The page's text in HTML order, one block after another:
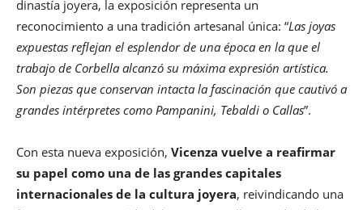
dinastía joyera, la exposición representa un
reconocimiento a una tradición artesanal única: “Las joyas
expuestas reflejan el esplendor de una época en la que el
trabajo de Corbella alcanzó su máxima expresión artística.
Son piezas que conservan intacta la fascinación que cautivó a
grandes intérpretes como Pampanini, Tebaldi o Callas”.
Con esta nueva exposición, Vicenza vuelve a reafirmar
su papel como una de las grandes capitales
internacionales de la cultura joyera, reivindicando una